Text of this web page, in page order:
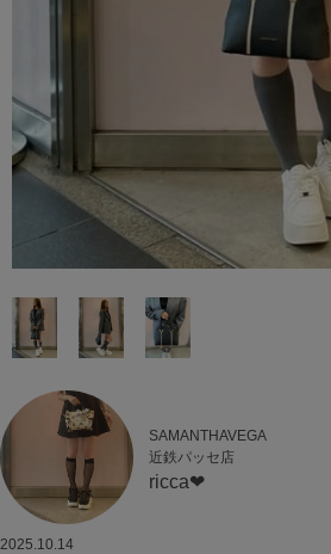
SAMANTHAVEGA
近鉄パッセ店
ricca❤︎
2025.10.14